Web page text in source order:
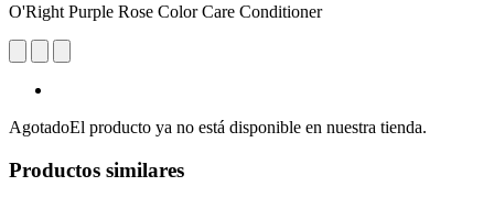
O'Right Purple Rose Color Care Conditioner
AgotadoEl producto ya no está disponible en nuestra tienda.
Productos similares